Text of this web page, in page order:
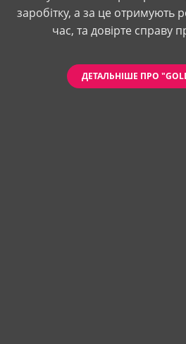
заробітку, а за це отримують
час, та довірте справу
ДЕТАЛЬНІШЕ ПРО